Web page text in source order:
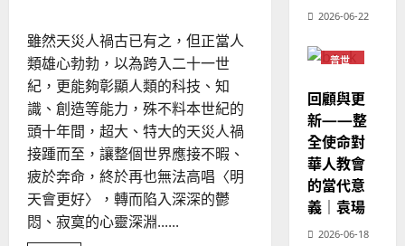
不
忘
宣
教？
｜
羅
德
麟
雖然天災人禍古已有之，但正當人
類雄心勃勃，以為跨入二十一世
紀，更能夠彰顯人類的科技、知
識、創造等能力，殊不料本世紀的
頭十年間，超大、特大的天災人禍
接踵而至，讓整個世界應接不暇、
疲於奔命，終於再也無法高唱〈明
天會更好〉，轉而陷入深深的鬱
悶、寂寞的心靈深淵......
、
溫
淑
2025-
02-
20
2026-06-22
普世
回顧與更
新——整
全使命對
華人教會
的當代意
義｜袁瑒
2026-06-18